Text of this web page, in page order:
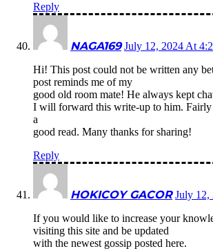
Reply
NAGA169 July 12, 2024 At
Hi! This post could not be written any
post reminds me of my
good old room mate! He always kept
I will forward this write-up to him.
a
good read. Many thanks for sharing!
Reply
HOKICOY GACOR July 12,
If you would like to increase your
visiting this site and be updated
with the newest gossip posted here.